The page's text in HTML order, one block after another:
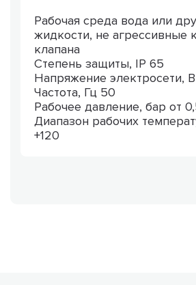
Рабочая среда вода или
жидкости, не агрессивные
клапана
Степень защиты, IP 65
Напряжение электросети,
Частота, Гц 50
Рабочее давление, бар от
Диапазон рабочих
+120